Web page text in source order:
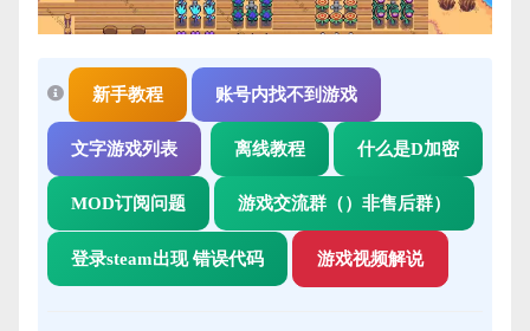
新手教程 账号内找不到游戏
文字游戏列表 离线教程 什么是D加密
MOD订阅问题 游戏交流群（）非售后群）
登录steam出现 错误代码 游戏视频解说